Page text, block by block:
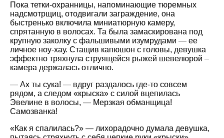
Пока тетки-охранницы, напоминающие тюремных
надсмотрщиц, отодвигали заграждение, она
быстренько включила миниатюрную камеру,
спрятанную в волосах. Та была замаскирована под
крупную заколку с фальшивыми изумрудами — ее
личное ноу-хау. Стащив капюшон с головы, девушка
эффектно тряхнула струящейся рыжей шевелюрой –
камера держалась отлично.
— Ах ты сука! — вдруг раздалось где-то совсем
рядом, а следом
крыска
с силой вцепилась
Эвелине в волосы, — Мерзкая обманщица!
Самозванка!
Как я спалилась?
— лихорадочно думала девушка,